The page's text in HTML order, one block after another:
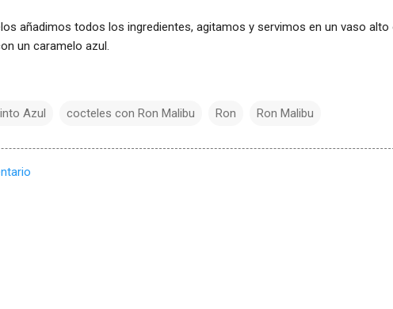
añadimos todos los ingredientes, agitamos y servimos en un vaso alto
un caramelo azul.
Azul cocteles con Ron Malibu Ron Ron Malibu